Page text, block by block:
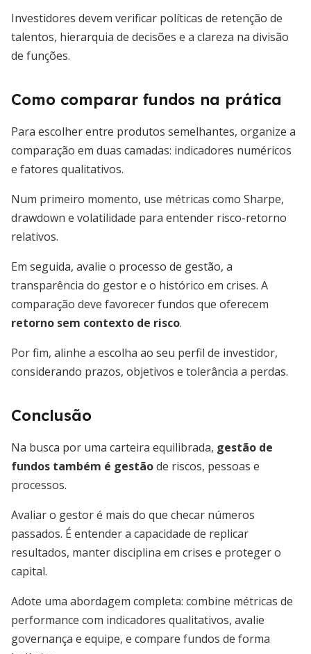
Investidores devem verificar políticas de retenção de
talentos, hierarquia de decisões e a clareza na divisão
de funções.
Como comparar fundos na prática
Para escolher entre produtos semelhantes, organize a
comparação em duas camadas: indicadores numéricos
e fatores qualitativos.
Num primeiro momento, use métricas como Sharpe,
drawdown e volatilidade para entender risco-retorno
relativos.
Em seguida, avalie o processo de gestão, a
transparência do gestor e o histórico em crises. A
comparação deve favorecer fundos que oferecem
retorno sem contexto de risco.
Por fim, alinhe a escolha ao seu perfil de investidor,
considerando prazos, objetivos e tolerância a perdas.
Conclusão
Na busca por uma carteira equilibrada, gestão de
fundos também é gestãode riscos, pessoas e
processos.
Avaliar o gestor é mais do que checar números
passados. É entender a capacidade de replicar
resultados, manter disciplina em crises e proteger o
capital.
Adote uma abordagem completa: combine métricas de
performance com indicadores qualitativos, avalie
governança e equipe, e compare fundos de forma